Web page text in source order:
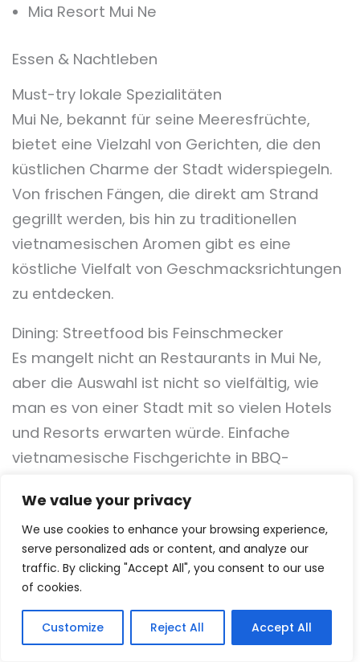
We value your privacy
We use cookies to enhance your browsing experience,
serve personalized ads or content, and analyze our
traffic. By clicking "Accept All", you consent to our use
of cookies.
Customize Reject All Accept All
Mia Resort Mui Ne
Essen & Nachtleben
Must-try lokale Spezialitäten
Mui Ne, bekannt für seine Meeresfrüchte,
bietet eine Vielzahl von Gerichten, die den
küstlichen Charme der Stadt widerspiegeln.
Von frischen Fängen, die direkt am Strand
gegrillt werden, bis hin zu traditionellen
vietnamesischen Aromen gibt es eine
köstliche Vielfalt von Geschmacksrichtungen
zu entdecken.
Dining: Streetfood bis Feinschmecker
Es mangelt nicht an Restaurants in Mui Ne,
aber die Auswahl ist nicht so vielfältig, wie
man es von einer Stadt mit so vielen Hotels
und Resorts erwarten würde. Einfache
vietnamesische Fischgerichte in BBQ-
Strandabschnitt, bekannt als „bo ke“, ist
diesen wunderbaren lokalen Orten gewidmet.
Entlang der Straße gibt es auch einige
westliche Optionen.
Surfing Bird’s WOK
Sindbad